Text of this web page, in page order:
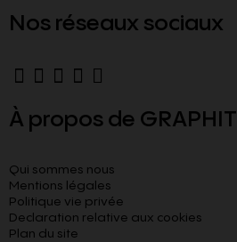
Nos réseaux sociaux
À propos de GRAPHITI
Qui sommes nous
Mentions légales
Politique vie privée
Declaration relative aux cookies​
Plan du site